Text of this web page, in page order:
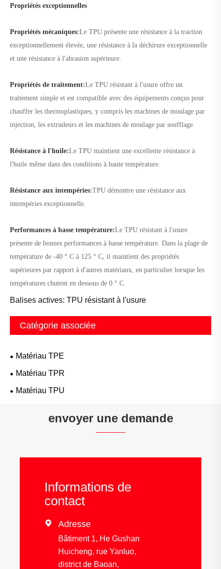
Propriétés exceptionnelles
Propriétés mécaniques:Le TPU présente une résistance à la traction
exceptionnellement élevée, une résistance à la déchirure exceptionnelle
et une résistance à l'abrasion supérieure.
Propriétés de traitement:Le TPU résistant à l'usure offre un
traitement simple et est compatible avec des équipements conçus pour
chauffer les thermoplastiques, y compris les machines de moulage par
injection, les extrudeurs et les machines de moulage par soufflage.
Résistance à l'huile:Le TPU maintient une excellente résistance à
l'huile même dans des conditions à haute température.
Résistance aux intempéries:TPU démontre une résistance aux
intempéries exceptionnelle.
Performances à basse température:Le TPU résistant à l'usure
présente de bonnes performances à basse température. Dans la plage de
température de -40 ° C à 125 ° C, il maintient des propriétés
supérieures par rapport à d'autres matériaux, en particulier lorsque les
températures chutent en dessous de 0 ° C.
Balises actives: TPU résistant à l'usure
Catégorie associée
Matériau TPE
Matériau TPR
Matériau TPU
envoyer une demande
Informations de
contact
 Adresse
Bâtiment 1, He Gushan
Huicheng, rue Yanluo,
district de Baoan,